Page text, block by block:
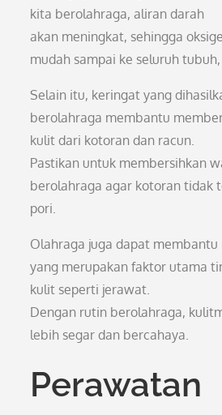
kita berolahraga, aliran darah
akan meningkat, sehingga
mudah sampai ke seluruh
Selain itu, keringat yang
berolahraga membantu
kulit dari kotoran dan racun.
Pastikan untuk membersihkan
berolahraga agar kotoran tidak
pori.
Olahraga juga dapat membantu
yang merupakan faktor utama
kulit seperti jerawat.
Dengan rutin berolahraga,
lebih segar dan bercahaya.
Perawatan